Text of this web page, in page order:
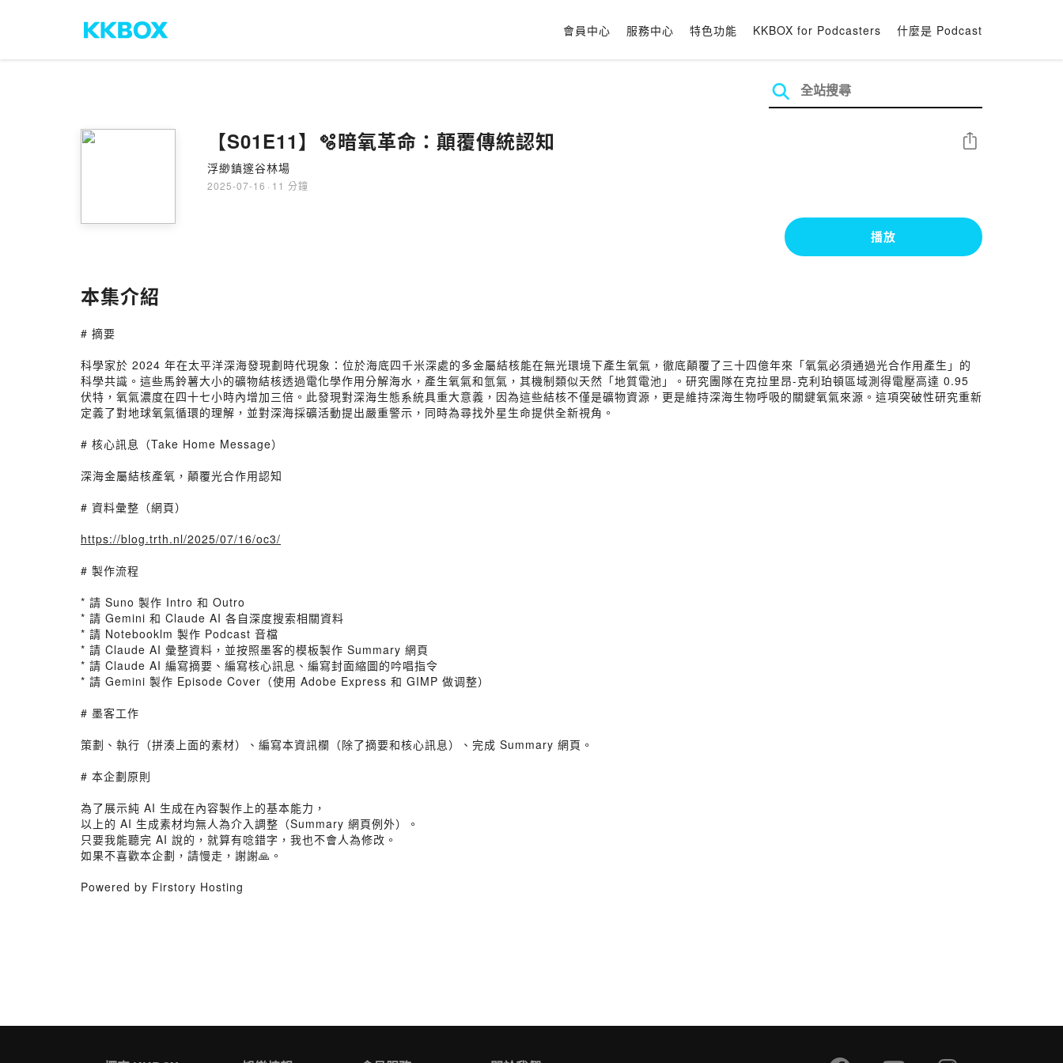
會員中心 服務中心 特色功能 KKBOX for Podcasters 什麼是 Podcast
【S01E11】🫧暗氧革命：顛覆傳統認知
浮緲鎮邃谷林場
2025-07-16 · 11 分鐘
分享
播放
本集介紹
# 摘要
科學家於 2024 年在太平洋深海發現劃時代現象：位於海底四千米深處的多金屬結核能在無光環境下產生氧氣，徹底顛覆了三十四億年來「氧氣必須通過光合作用產生」的
科學共識。這些馬鈴薯大小的礦物結核透過電化學作用分解海水，產生氧氣和氫氣，其機制類似天然「地質電池」。研究團隊在克拉里昂-克利珀頓區域測得電壓高達 0.95
伏特，氧氣濃度在四十七小時內增加三倍。此發現對深海生態系統具重大意義，因為這些結核不僅是礦物資源，更是維持深海生物呼吸的關鍵氧氣來源。這項突破性研究重新
定義了對地球氧氣循環的理解，並對深海採礦活動提出嚴重警示，同時為尋找外星生命提供全新視角。
# 核心訊息（Take Home Message）
深海金屬結核產氧，顛覆光合作用認知
# 資料彙整（網頁）
https://blog.trth.nl/2025/07/16/oc3/
# 製作流程
* 請 Suno 製作 Intro 和 Outro
* 請 Gemini 和 Claude AI 各自深度搜索相關資料
* 請 Notebooklm 製作 Podcast 音檔
* 請 Claude AI 彙整資料，並按照墨客的模板製作 Summary 網頁
* 請 Claude AI 編寫摘要、編寫核心訊息、編寫封面縮圖的吟唱指令
* 請 Gemini 製作 Episode Cover（使用 Adobe Express 和 GIMP 做调整）
# 墨客工作
策劃、執行（拼湊上面的素材）、編寫本資訊欄（除了摘要和核心訊息）、完成 Summary 網頁。
# 本企劃原則
為了展示純 AI 生成在內容製作上的基本能力，
以上的 AI 生成素材均無人為介入調整（Summary 網頁例外）。
只要我能聽完 AI 說的，就算有唸錯字，我也不會人為修改。
如果不喜歡本企劃，請慢走，謝謝🙏。
Powered by Firstory Hosting